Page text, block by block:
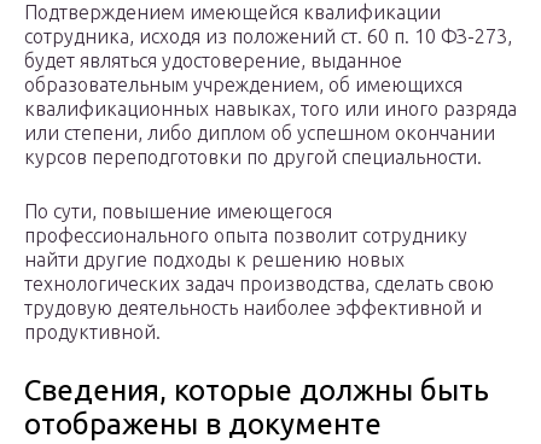
Подтверждением имеющейся квалификации
сотрудника, исходя из положений ст. 60 п. 10 ФЗ-273,
будет являться удостоверение, выданное
образовательным учреждением, об имеющихся
квалификационных навыках, того или иного разряда
или степени, либо диплом об успешном окончании
курсов переподготовки по другой специальности.
По сути, повышение имеющегося
профессионального опыта позволит сотруднику
найти другие подходы к решению новых
технологических задач производства, сделать свою
трудовую деятельность наиболее эффективной и
продуктивной.
Сведения, которые должны быть
отображены в документе